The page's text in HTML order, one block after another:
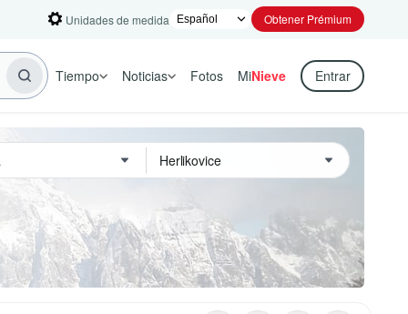
Unidades de medida Obtener Prémium
Tiempo Noticias Fotos MiNieve Entrar